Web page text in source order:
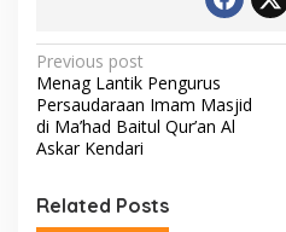
P
o
s
t
n
Previous post
Menag Lantik Pengurus
Persaudaraan Imam Masjid
di Ma’had Baitul Qur’an Al
Askar Kendari
Related Posts